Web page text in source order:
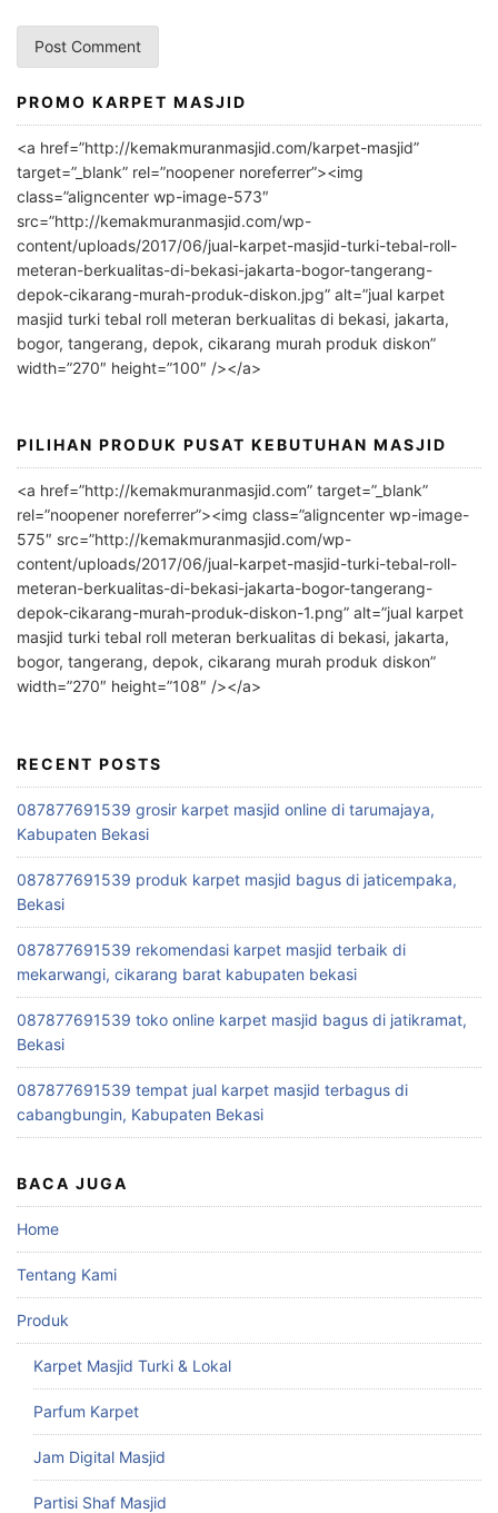
A
l
r
n
a
t
i
v
PROMO KARPET MASJID
<a href=”http://kemakmuranmasjid.com/karpet-masjid”
target=”_blank” rel=”noopener noreferrer”><img
class=”aligncenter wp-image-573″
src=”http://kemakmuranmasjid.com/wp-
content/uploads/2017/06/jual-karpet-masjid-turki-tebal-roll-
meteran-berkualitas-di-bekasi-jakarta-bogor-tangerang-
depok-cikarang-murah-produk-diskon.jpg” alt=”jual karpet
masjid turki tebal roll meteran berkualitas di bekasi, jakarta,
bogor, tangerang, depok, cikarang murah produk diskon”
width=”270″ height=”100″ /></a>
PILIHAN PRODUK PUSAT KEBUTUHAN MASJID
<a href=”http://kemakmuranmasjid.com” target=”_blank”
rel=”noopener noreferrer”><img class=”aligncenter wp-image-
575″ src=”http://kemakmuranmasjid.com/wp-
content/uploads/2017/06/jual-karpet-masjid-turki-tebal-roll-
meteran-berkualitas-di-bekasi-jakarta-bogor-tangerang-
depok-cikarang-murah-produk-diskon-1.png” alt=”jual karpet
masjid turki tebal roll meteran berkualitas di bekasi, jakarta,
bogor, tangerang, depok, cikarang murah produk diskon”
width=”270″ height=”108″ /></a>
RECENT POSTS
087877691539 grosir karpet masjid online di tarumajaya,
Kabupaten Bekasi
087877691539 produk karpet masjid bagus di jaticempaka,
Bekasi
087877691539 rekomendasi karpet masjid terbaik di
mekarwangi, cikarang barat kabupaten bekasi
087877691539 toko online karpet masjid bagus di jatikramat,
Bekasi
087877691539 tempat jual karpet masjid terbagus di
cabangbungin, Kabupaten Bekasi
BACA JUGA
Home
Tentang Kami
Produk
Karpet Masjid Turki & Lokal
Parfum Karpet
Jam Digital Masjid
Partisi Shaf Masjid